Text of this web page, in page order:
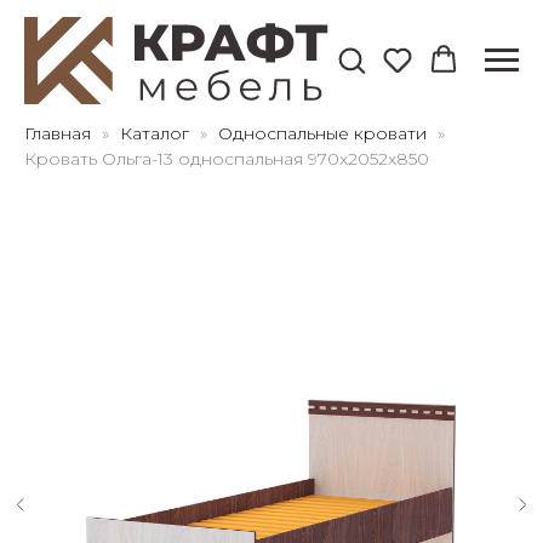
Главная Каталог
Односпальные кровати
Кровать Ольга-13 односпальная 970х2052х850